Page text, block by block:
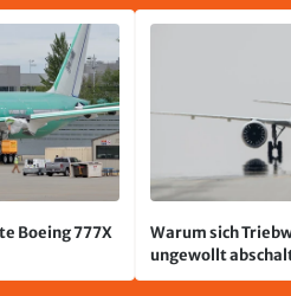
Boeing 777X
Warum sich
ungewollt
passiert